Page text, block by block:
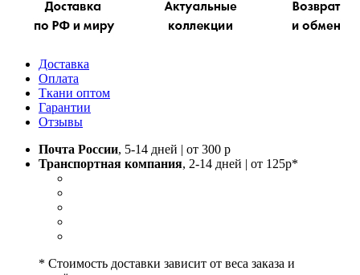
Доставка
Оплата
Ткани оптом
Гарантии
Отзывы
Почта России, 5-14 дней | от 300 р
Транспортная компания, 2-14 дней | от 125р*
* Стоимость доставки зависит от веса заказа и